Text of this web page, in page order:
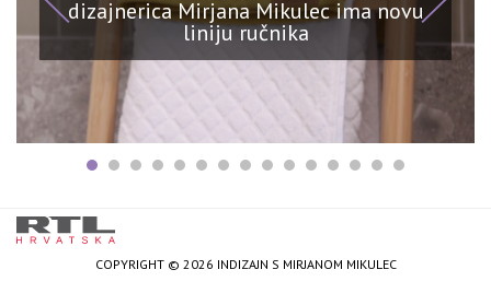
dizajnerica Mirjana Mikulec ima novu
liniju ručnika
COPYRIGHT © 2026 INDIZAJN S MIRJANOM MIKULEC